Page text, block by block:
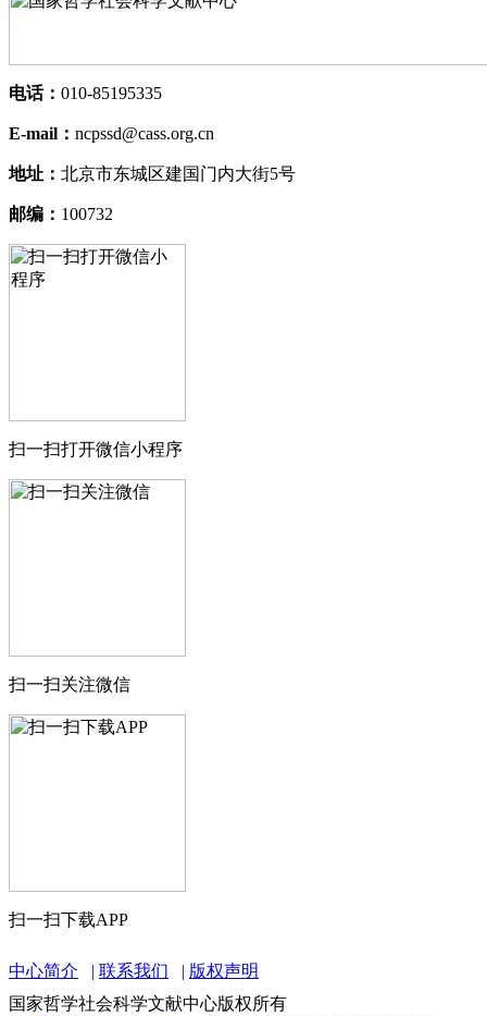
电话： 010-85195335
E-mail： ncpssd@cass.org.cn
地址： 北京市东城区建国门内大街5号
邮编： 100732
扫一扫打开微信小程序
扫一扫关注微信
扫一扫下载APP
中心简介 联系我们
版权声明
国家哲学社会科学文献中心版权所有